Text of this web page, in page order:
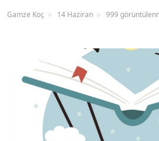
Gamze Koç 14 Haziran 999